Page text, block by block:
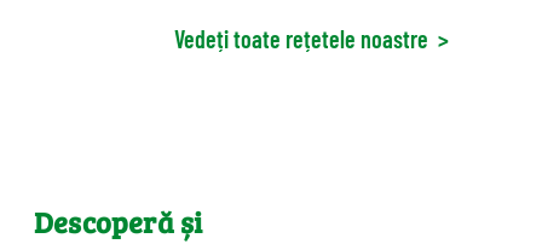
Vedeți toate rețetele noastre >
Descoperă și